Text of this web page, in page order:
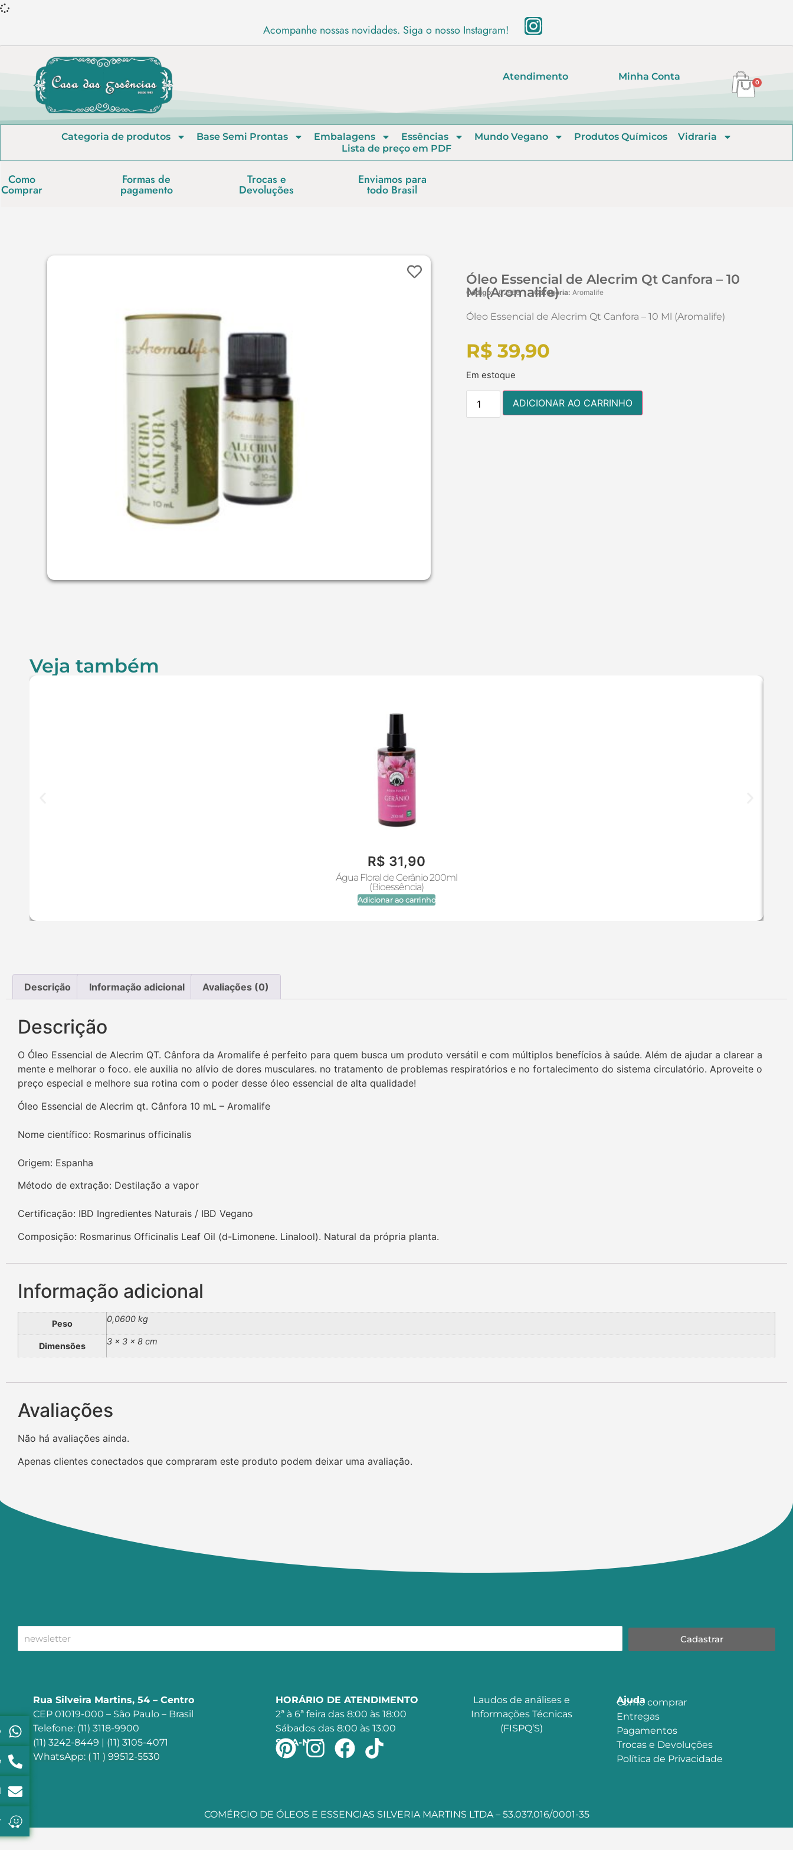
Acompanhe nossas novidades. Siga o nosso Instagram!
Atendimento Minha Conta
0
Categoria de produtos Base Semi Prontas Embalagens Essências Mundo Vegano Produtos Químicos
Vidraria
Lista de preço em PDF
Como
Comprar
Formas de
pagamento
Trocas e
Devoluções
Enviamos para
todo Brasil
Óleo Essencial de Alecrim Qt Canfora – 10
Ml (Aromalife)
Código:102966 Categoria: Aromalife
Óleo Essencial de Alecrim Qt Canfora – 10 Ml (Aromalife)
R$ 39,90
Em estoque
ADICIONAR AO CARRINHO
Veja também
R$ 31,90
Água Floral de Gerânio 200ml
(Bioessência)
Adicionar ao carrinho
Descrição Informação adicional Avaliações (0)
Descrição
O Óleo Essencial de Alecrim QT. Cânfora da Aromalife é perfeito para quem busca um produto versátil e com múltiplos benefícios à saúde. Além de ajudar a clarear a
mente e melhorar o foco. ele auxilia no alívio de dores musculares. no tratamento de problemas respiratórios e no fortalecimento do sistema circulatório. Aproveite o
preço especial e melhore sua rotina com o poder desse óleo essencial de alta qualidade!
Óleo Essencial de Alecrim qt. Cânfora 10 mL – Aromalife
Nome científico: Rosmarinus officinalis
Origem: Espanha
Método de extração: Destilação a vapor
Certificação: IBD Ingredientes Naturais / IBD Vegano
Composição: Rosmarinus Officinalis Leaf Oil (d-Limonene. Linalool). Natural da própria planta.
Informação adicional
Peso 0,0600 kg
Dimensões 3 × 3 × 8 cm
Avaliações
Não há avaliações ainda.
Apenas clientes conectados que compraram este produto podem deixar uma avaliação.
Cadastrar
Rua Silveira Martins, 54 – Centro
CEP 01019-000 – São Paulo – Brasil
Telefone: (11) 3118-9900
(11) 3242-8449 | (11) 3105-4071
WhatsApp: ( 11 ) 99512-5530
HORÁRIO DE ATENDIMENTO
2ª à 6ª feira das 8:00 às 18:00
Sábados das 8:00 às 13:00
SIGA-NOS
Laudos de análises e
Informações Técnicas
(FISPQ’S)
Ajuda
Como comprar
Entregas
Pagamentos
Trocas e Devoluções
Política de Privacidade
COMÉRCIO DE ÓLEOS E ESSENCIAS SILVERIA MARTINS LTDA – 53.037.016/0001-35